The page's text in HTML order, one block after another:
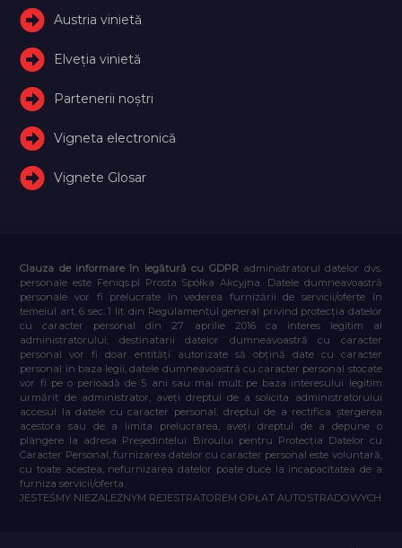
Austria vinietă
Elveţia vinietă
Partenerii noștri
Vigneta electronică
Vignete Glosar
Clauza de informare în legătură cu GDPR administratorul datelor dvs.
personale este Feniqs.pl Prosta Spółka Akcyjna. Datele dumneavoastră
personale vor fi prelucrate în vederea furnizării de servicii/oferte în
temeiul art. 6 sec. 1 lit. din Regulamentul general privind protecția datelor
cu caracter personal din 27 aprilie 2016 ca interes legitim al
administratorului, destinatarii datelor dumneavoastră cu caracter
personal vor fi doar entități autorizate să obțină date cu caracter
personal în baza legii, datele dumneavoastră cu caracter personal stocate
vor fi pe o perioadă de 5 ani sau mai mult pe baza interesului legitim
urmărit de administrator, aveți dreptul de a solicita administratorului
accesul la datele cu caracter personal, dreptul de a rectifica ștergerea
acestora sau de a limita prelucrarea, aveți dreptul de a depune o
plângere la adresa Președintelui Biroului pentru Protecția Datelor cu
Caracter Personal, furnizarea datelor cu caracter personal este voluntară,
cu toate acestea, nefurnizarea datelor poate duce la incapacitatea de a
furniza servicii/oferta.
JESTEŚMY NIEZALEŻNYM REJESTRATOREM OPŁAT AUTOSTRADOWYCH